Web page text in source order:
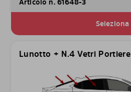
Articolo n. 61648-3
Seleziona
Lunotto + N.4 Vetri Portiere